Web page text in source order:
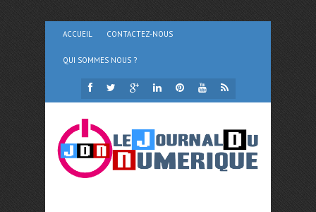
ACCUEIL CONTACTEZ-NOUS
QUI SOMMES NOUS ?